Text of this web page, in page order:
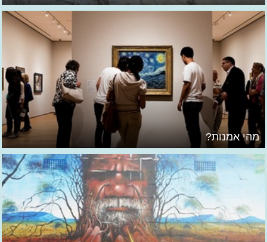
מהי אמנות?